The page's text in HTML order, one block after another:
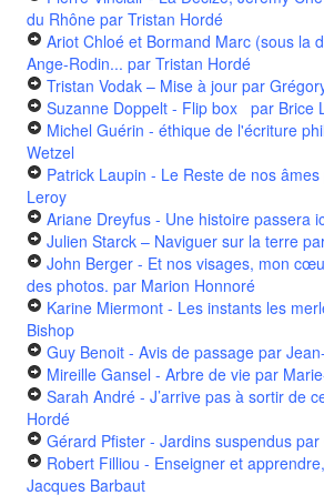
du Rhône par Tristan Hordé
Ariot Chloé et Bormand Marc (sous la
Ange-Rodin... par Tristan Hordé
Tristan Vodak – Mise à jour par
Suzanne Doppelt - Flip box par Brice
Michel Guérin - éthique de l'écriture
Wetzel
Patrick Laupin - Le Reste de nos âmes
Leroy
Ariane Dreyfus - Une histoire passera
Julien Starck – Naviguer sur la terre
John Berger - Et nos visages, mon
des photos. par Marion Honnoré
Karine Miermont - Les instants les
Bishop
Guy Benoit - Avis de passage par
Mireille Gansel - Arbre de vie par
Sarah André - J’arrive pas à sortir de
Hordé
Gérard Pfister - Jardins suspendus par
Robert Filliou - Enseigner et
Jacques Barbaut